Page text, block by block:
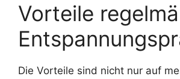
Vorteile
Die Vorteile sind nicht nur auf